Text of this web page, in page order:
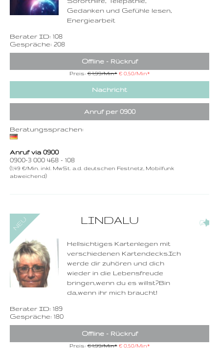
Gedanken und Gefühle lesen,
Energiearbeit
Berater ID: 108
Gespräche: 208
Offline - Rückruf
Preis:€ 1,99/Min* € 0,50/Min*
Nachricht
Anruf per 0900
Beratungssprachen:
Anruf via 0900
0900-3 000 468 - 108
(1,49 €/Min. inkl. MwSt. a.d. deutschen Festnetz, Mobilfunk
abweichend)
LINDALU (22)
Hellsichtiges Kartenlegen mit
verschiedenen Kartendecks.Ich
werde dir zuhören und dich
wieder in die Lebensfreude
bringen,wenn du es willst?Bin
da,wenn ihr mich braucht!
Berater ID: 189
Gespräche: 180
Offline - Rückruf
Preis:€ 1,99/Min* € 0,50/Min*
0900-3 000 468 - 189
1,49 €/Min. inkl. MwSt.
Wählen Sie diese
Rufnummer inklusive
dem Beratercode
Zurück